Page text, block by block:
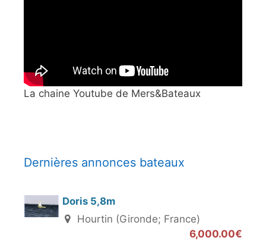
La chaine Youtube de Mers&Bateaux
Dernières annonces bateaux
Doris 5,8m
Hourtin (Gironde; France)
6,000.00€